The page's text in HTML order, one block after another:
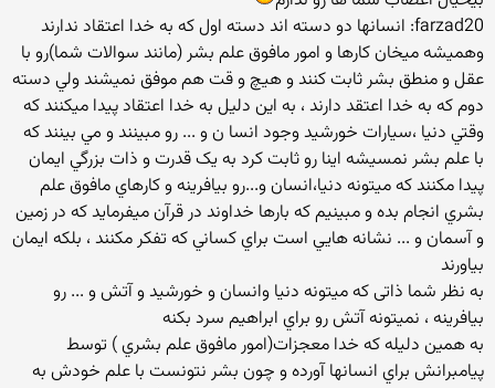
farzad20: انسانها دو دسته اند دسته اول که به خدا اعتقاد ندارند
وهمیشه میخان کارها و امور مافوق علم بشر (مانند سوالات شما)رو با
عقل و منطق بشر ثابت کنند و هيچ و قت هم موفق نميشند ولي دسته
دوم که به خدا اعتقد دارند ، به اين دليل به خدا اعتقاد پيدا ميکنند که
وقتي دنيا ،سيارات خورشيد وجود انسا ن و ... رو مبينند و مي بينند که
با علم بشر نمسيشه اينا رو ثابت کرد به يک قدرت و ذات بزرگي ايمان
پيدا مکنند که ميتونه دنیا،انسان و...رو بیافرینه و کارهاي مافوق علم
بشري انجام بده و مبینیم که بارها خداوند در قرآن ميفرمايد که در زمين
و آسمان و ... نشانه هايي است براي کساني که تفکر مکنند ، بلکه ایمان
بیاورند
به نظر شما ذاتی که ميتونه دنيا وانسان و خورشيد و آتش و ... رو
بيافرينه ، نميتونه آتش رو براي ابراهيم سرد بکنه
به همين دليله که خدا معجزات(امور مافوق علم بشري ) توسط
پيامبرانش براي انسانها آورده و چون بشر نتونست با علم خودش به